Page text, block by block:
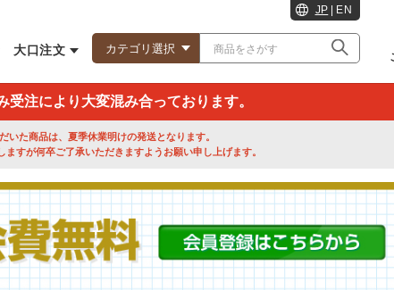
受注により大変混み合っております。
いた商品は、夏季休業明けの発送となります。
すが何卒ご了承いただきますようお願い申し上げます。
大口注文
JP EN